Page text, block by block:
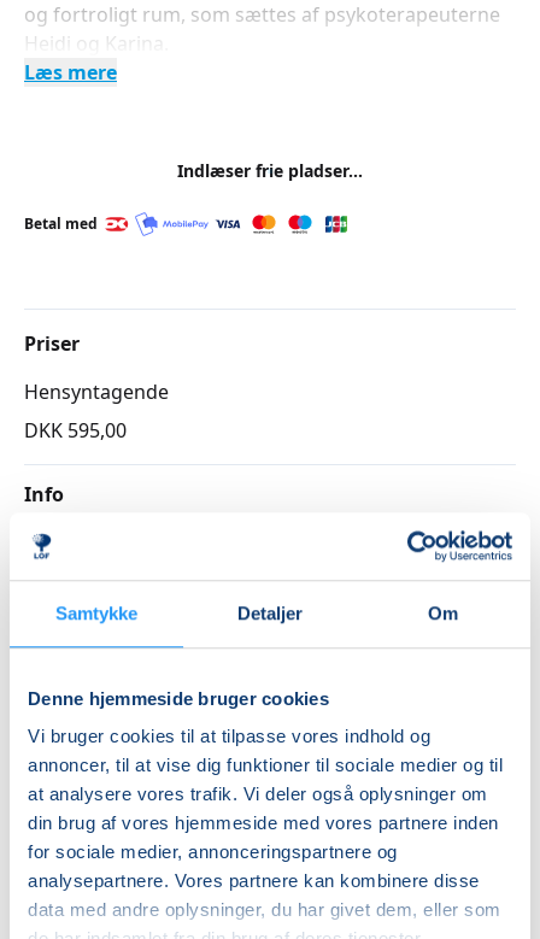
Samtykke Detaljer Om
Denne hjemmeside bruger cookies
Vi bruger cookies til at tilpasse vores indhold og
annoncer, til at vise dig funktioner til sociale medier og til
at analysere vores trafik. Vi deler også oplysninger om
din brug af vores hjemmeside med vores partnere inden
for sociale medier, annonceringspartnere og
analysepartnere. Vores partnere kan kombinere disse
data med andre oplysninger, du har givet dem, eller som
og fortroligt rum, som sættes af psykoterapeuterne
Heidi og Karina.
Læs mere
Indlæser frie pladser...
Betal med
Priser
Hensyntagende
DKK 595,00
Info
Nummer
3262580
Første mødegang
Sidste mødegang
tirsdag 27.10.2026, kl. 18.30 - 20.30
Antal mødegange
6mødegange
Adresse
Mødelokaler, Stenstuegade 3, Stenstuegade 3, 4200
Slagelse